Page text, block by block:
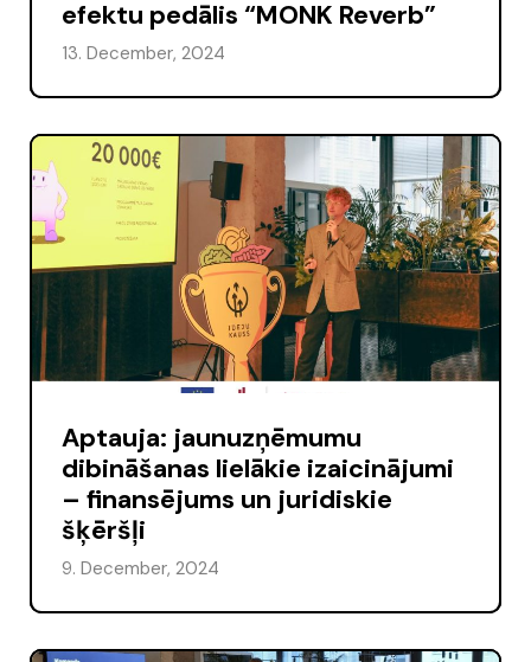
efektu pedālis “MONK Reverb”
13. December, 2024
Aptauja: jaunuzņēmumu
dibināšanas lielākie izaicinājumi
– finansējums un juridiskie
šķēršļi
9. December, 2024